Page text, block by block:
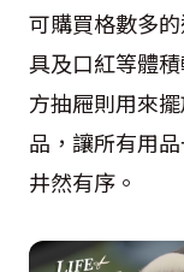
可購買格數多
具及口紅等體
方抽屜則用來
品，讓所有用
井然有序。